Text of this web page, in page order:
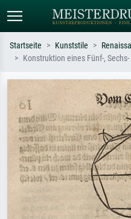
Suchen Sie nach Künstlern, Werktiteln
oder Stilen – z.B. Monet,
Sternennacht, Impressionismus, Welle
Hokusai, Akt.
Startseite Kunststile
Konstruktion eines Fünf-,